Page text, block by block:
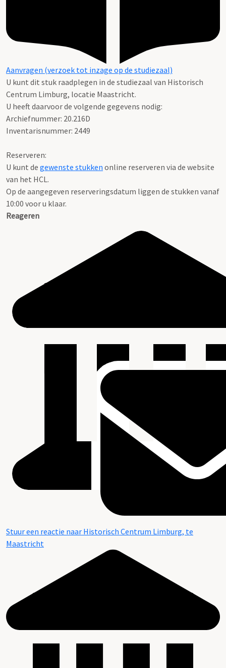
Aanvragen (verzoek tot inzage op de studiezaal)
U kunt dit stuk raadplegen in de studiezaal van Historisch
Centrum Limburg, locatie Maastricht.
U heeft daarvoor de volgende gegevens nodig:
Archiefnummer: 20.216D
Inventarisnummer: 2449
Reserveren:
U kunt de gewenste stukken online reserveren via de website
van het HCL.
Op de aangegeven reserveringsdatum liggen de stukken vanaf
10:00 voor u klaar.
Reageren
Stuur een reactie naar Historisch Centrum Limburg, te
Maastricht